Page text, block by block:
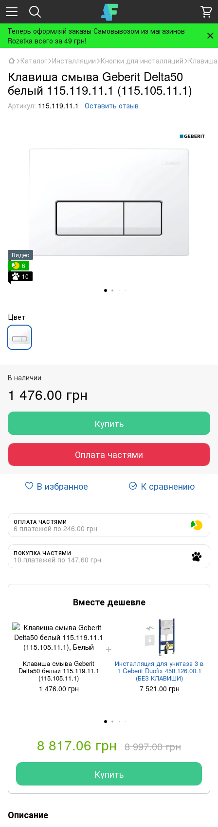
Теперь оформляй заказы Самовывозом из магазинов
Rozetka всего за 49 грн!
Каталог Инсталляции Кнопки для инсталляций
Клавиша смыва Geberit Delta50
белый 115.119.11.1 (115.105.11.1)
Артикул: 115.119.11.1 Оставить отзыв
Видео
6
10
Цвет
В наличии
1 476.00 грн
Купить
Оплата частями
В избранное К сравнению
ОПЛАТА ЧАСТЯМИ
6 платежей по 246.00 грн
ПОКУПКА ЧАСТЯМИ
10 платежей по 147.60 грн
Вместе дешевле
Клавиша смыва Geberit
Delta50 белый 115.119.11.1
(115.105.11.1)
1 476.00 грн
Инсталляция для унитаза 3 в
1 Geberit Duofix 458.126.00.1
(БЕЗ КЛАВИШИ)
7 521.00 грн
8 817.06 грн 8 997.00 грн
Купить
Описание